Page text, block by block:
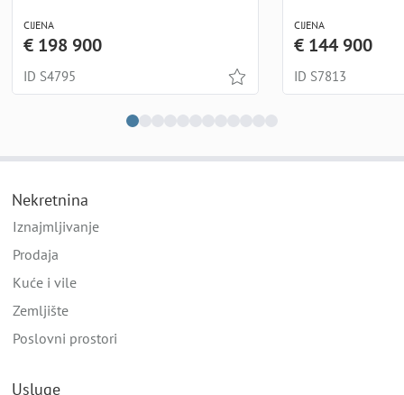
CIJENA
€ 198 900
ID S4795
CIJENA
€ 144 900
ID S7813
Nekretnina
Iznajmljivanje
Prodaja
Kuće i vile
Zemljište
Poslovni prostori
Usluge